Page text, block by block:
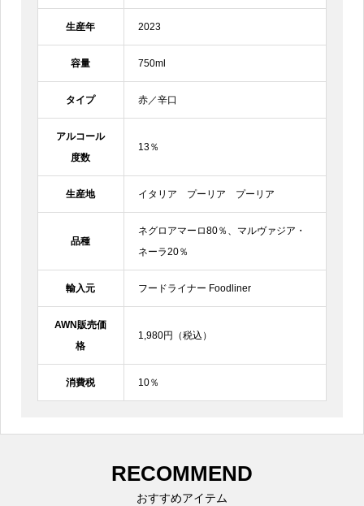
生産年 2023
容量 750ml
タイプ 赤／辛口
アルコール
度数
13％
生産地 イタリア プーリア プーリア
品種
ネグロアマーロ80％、マルヴァジア・
ネーラ20％
輸入元 フードライナー Foodliner
AWN販売価
格
1,980円（税込）
消費税 10％
RECOMMEND
おすすめアイテム